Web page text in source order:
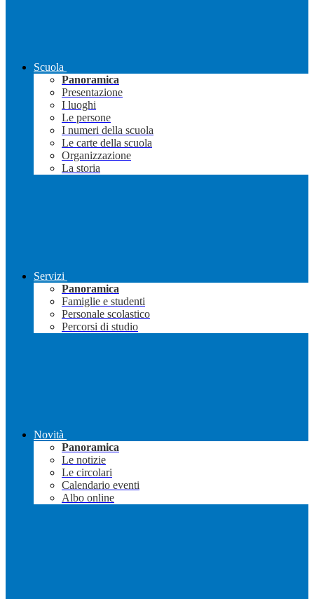
Scuola
Panoramica
Presentazione
I luoghi
Le persone
I numeri della scuola
Le carte della scuola
Organizzazione
La storia
Servizi
Panoramica
Famiglie e studenti
Personale scolastico
Percorsi di studio
Novità
Panoramica
Le notizie
Le circolari
Calendario eventi
Albo online